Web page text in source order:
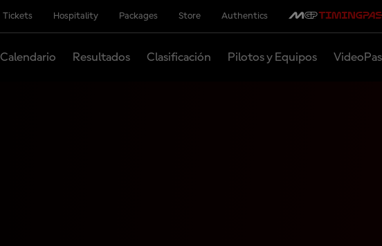
Tickets Hospitality Packages Store Authentics
Calendario Resultados Clasificación Pilotos y Equipos